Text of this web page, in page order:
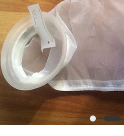
私
達
に
連
絡
し